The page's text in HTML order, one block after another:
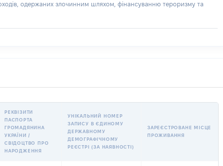
одержаних злочинним шляхом, фінансуванню тероризму та
РЕКВІЗИТИ
ПАСПОРТА
ГРОМАДЯНИНА
УКРАЇНИ /
СВІДОЦТВО ПРО
НАРОДЖЕННЯ
УНІКАЛЬНИЙ НОМЕР
ЗАПИСУ В ЄДИНОМУ
ДЕРЖАВНОМУ
ДЕМОГРАФІЧНОМУ
РЕЄСТРІ (ЗА НАЯВНОСТІ)
ЗАРЕЄСТРОВАНЕ МІСЦЕ
ПРОЖИВАННЯ